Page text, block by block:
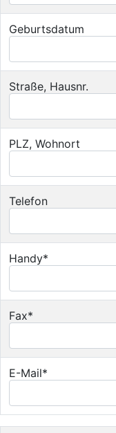
Geburtsdatum
Straße, Hausnr.
PLZ, Wohnort
Telefon
Handy*
Fax*
E-Mail*